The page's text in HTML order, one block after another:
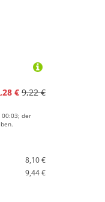
€ 9,22 €
der
8,10 €
9,44 €